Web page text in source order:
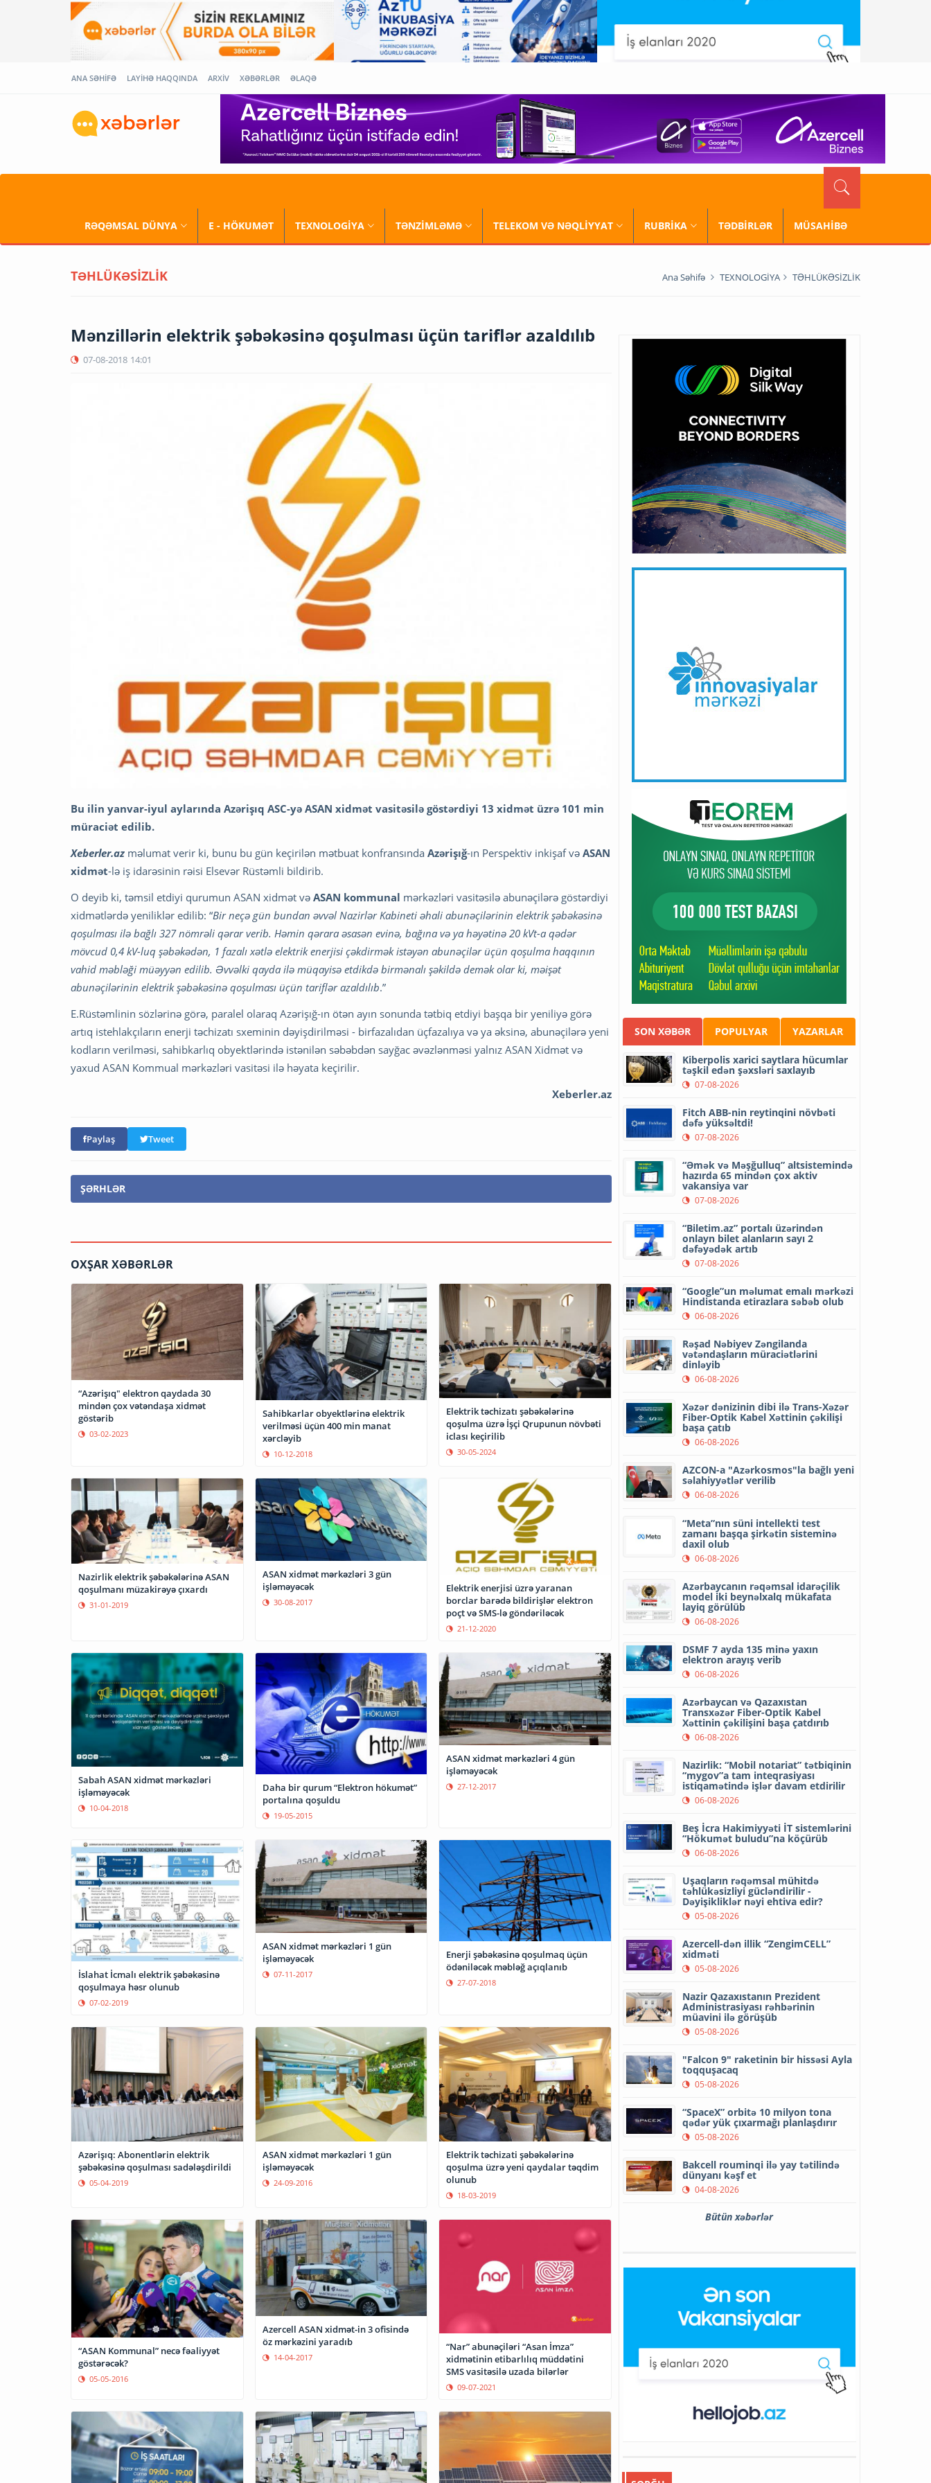
ANA SƏHİFƏ LAYİHƏ HAQQINDA ARXİV XƏBƏRLƏR ƏLAQƏ
RƏQƏMSAL DÜNYA E - HÖKUMƏT TEXNOLOGİYA TƏNZİMLƏMƏ TELEKOM VƏ NƏQLİYYAT RUBRİKA TƏDBİRLƏR MÜSAHİBƏ
TƏHLÜKƏSİZLİK Ana Səhifə TEXNOLOGİYA TƏHLÜKƏSİZLİK
Mənzillərin elektrik şəbəkəsinə qoşulması üçün tariflər azaldılıb
07-08-2018 14:01
Bu ilin yanvar-iyul aylarında Azərişıq ASC-yə ASAN xidmət vasitəsilə göstərdiyi 13 xidmət üzrə 101 min
müraciət edilib.
Xeberler.az məlumat verir ki, bunu bu gün keçirilən mətbuat konfransında Azərişığ-ın Perspektiv inkişaf və ASAN
xidmət-lə iş idarəsinin rəisi Elsevər Rüstəmli bildirib.
O deyib ki, təmsil etdiyi qurumun ASAN xidmət və ASAN kommunal mərkəzləri vasitəsilə abunəçilərə göstərdiyi
xidmətlərdə yeniliklər edilib: “Bir neçə gün bundan əvvəl Nazirlər Kabineti əhali abunəçilərinin elektrik şəbəkəsinə
qoşulması ilə bağlı 327 nömrəli qərar verib. Həmin qərara əsasən evinə, bağına və ya həyətinə 20 kVt-a qədər
mövcud 0,4 kV-luq şəbəkədən, 1 fazalı xətlə elektrik enerjisi çəkdirmək istəyən abunəçilər üçün qoşulma haqqının
vahid məbləği müəyyən edilib. Əvvəlki qayda ilə müqayisə etdikdə birmənalı şəkildə demək olar ki, məişət
abunəçilərinin elektrik şəbəkəsinə qoşulması üçün tariflər azaldılıb.”
E.Rüstəmlinin sözlərinə görə, paralel olaraq Azərişığ-ın ötən ayın sonunda tətbiq etdiyi başqa bir yeniliyə görə
artıq istehlakçıların enerji təchizatı sxeminin dəyişdirilməsi - birfazalıdan üçfazalıya və ya əksinə, abunəçilərə yeni
kodların verilməsi, sahibkarlıq obyektlərində istənilən səbəbdən sayğac əvəzlənməsi yalnız ASAN Xidmət və
yaxud ASAN Kommual mərkəzləri vasitəsi ilə həyata keçirilir.
Xeberler.az
Paylaş Tweet
ŞƏRHLƏR
OXŞAR XƏBƏRLƏR
“Azərişıq" elektron qaydada 30
mindən çox vətəndaşa xidmət
göstərib
03-02-2023
Sahibkarlar obyektlərinə elektrik
verilməsi üçün 400 min manat
xərcləyib
10-12-2018
Elektrik təchizatı şəbəkələrinə
qoşulma üzrə İşçi Qrupunun növbəti
iclası keçirilib
30-05-2024
Nazirlik elektrik şəbəkələrinə ASAN
qoşulmanı müzakirəyə çıxardı
31-01-2019
ASAN xidmət mərkəzləri 3 gün
işləməyəcək
30-08-2017
Elektrik enerjisi üzrə yaranan
borclar barədə bildirişlər elektron
poçt və SMS-lə göndəriləcək
21-12-2020
Sabah ASAN xidmət mərkəzləri
işləməyəcək
10-04-2018
Daha bir qurum “Elektron hökumət”
portalına qoşuldu
19-05-2015
ASAN xidmət mərkəzləri 4 gün
işləməyəcək
27-12-2017
İslahat İcmalı elektrik şəbəkəsinə
qoşulmaya həsr olunub
07-02-2019
ASAN xidmət mərkəzləri 1 gün
işləməyəcək
07-11-2017
Enerji şəbəkəsinə qoşulmaq üçün
ödəniləcək məbləğ açıqlanıb
27-07-2018
Azərişıq: Abonentlərin elektrik
şəbəkəsinə qoşulması sadələşdirildi
05-04-2019
ASAN xidmət mərkəzləri 1 gün
işləməyəcək
24-09-2016
Elektrik təchizati şəbəkələrinə
qoşulma üzrə yeni qaydalar təqdim
olunub
18-03-2019
“ASAN Kommunal” necə fəaliyyət
göstərəcək?
05-05-2016
Azercell ASAN xidmət-in 3 ofisində
öz mərkəzini yaradıb
14-04-2017
“Nar” abunəçiləri “Asan İmza”
xidmətinin etibarlılıq müddətini
SMS vasitəsilə uzada bilərlər
09-07-2021
SON XƏBƏR POPULYAR YAZARLAR
Kiberpolis xarici saytlara hücumlar
təşkil edən şəxsləri saxlayıb
07-08-2026
Fitch ABB-nin reytinqini növbəti
dəfə yüksəltdi!
07-08-2026
“Əmək və Məşğulluq” altsistemində
hazırda 65 mindən çox aktiv
vakansiya var
07-08-2026
“Biletim.az” portalı üzərindən
onlayn bilet alanların sayı 2
dəfəyədək artıb
07-08-2026
“Google”un məlumat emalı mərkəzi
Hindistanda etirazlara səbəb olub
06-08-2026
Rəşad Nəbiyev Zəngilanda
vətəndaşların müraciətlərini
dinləyib
06-08-2026
Xəzər dənizinin dibi ilə Trans-Xəzər
Fiber-Optik Kabel Xəttinin çəkilişi
başa çatıb
06-08-2026
AZCON-a "Azərkosmos"la bağlı yeni
səlahiyyətlər verilib
06-08-2026
“Meta”nın süni intellekti test
zamanı başqa şirkətin sisteminə
daxil olub
06-08-2026
Azərbaycanın rəqəmsal idarəçilik
model iki beynəlxalq mükafata
layiq görülüb
06-08-2026
DSMF 7 ayda 135 minə yaxın
elektron arayış verib
06-08-2026
Azərbaycan və Qazaxıstan
Transxəzər Fiber-Optik Kabel
Xəttinin çəkilişini başa çatdırıb
06-08-2026
Nazirlik: “Mobil notariat” tətbiqinin
“mygov”a tam inteqrasiyası
istiqamətində işlər davam etdirilir
06-08-2026
Beş İcra Hakimiyyəti İT sistemlərini
“Hökumət buludu”na köçürüb
06-08-2026
Uşaqların rəqəmsal mühitdə
təhlükəsizliyi gücləndirilir -
Dəyişikliklər nəyi ehtiva edir?
05-08-2026
Azercell-dən illik “ZengimCELL”
xidməti
05-08-2026
Nazir Qazaxıstanın Prezident
Administrasiyası rəhbərinin
müavini ilə görüşüb
05-08-2026
"Falcon 9" raketinin bir hissəsi Ayla
toqquşacaq
05-08-2026
“SpaceX” orbitə 10 milyon tona
qədər yük çıxarmağı planlaşdırır
05-08-2026
Bakcell rouminqi ilə yay tətilində
dünyanı kəşf et
04-08-2026
Bütün xəbərlər